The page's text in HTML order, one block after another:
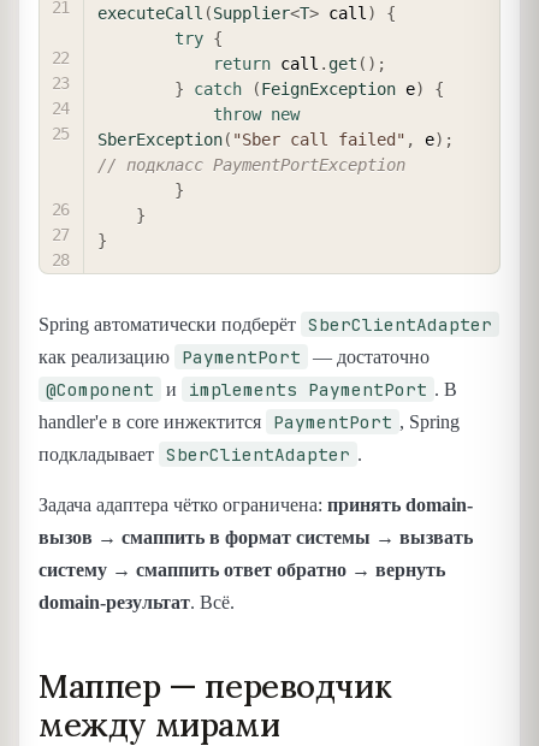
executeCall (Supplier<T> call )
{
try {
return call . get ( ) ;
}
catch (FeignException e)
{
throw new
SberException( "Sber call failed" , e) ;
// подкласс PaymentPortException
}
}
}
Spring автоматически подберёт SberClientAdapter
как реализацию PaymentPort — достаточно
@Component и implements PaymentPort . В
handler'е в core инжектится
PaymentPort , Spring
подкладывает SberClientAdapter .
Задача адаптера чётко ограничена: принять domain-
вызов → смаппить в формат системы → вызвать
систему → смаппить ответ обратно → вернуть
domain-результат. Всё.
Маппер — переводчик
между мирами